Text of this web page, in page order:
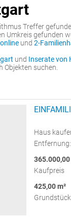
Treffer
Umkreis gefunden
und 2-
und Inserate von
Objekten suchen.
Haus
365.000,00
Kaufpreis
425,00 m²